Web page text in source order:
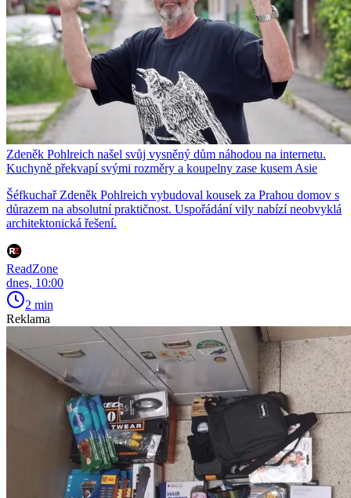
Zdeněk Pohlreich našel svůj vysněný dům náhodou na internetu.
Kuchyně překvapí svými rozměry a koupelny zase kusem Asie
Šéfkuchař Zdeněk Pohlreich vybudoval kousek za Prahou domov s
důrazem na absolutní praktičnost. Uspořádání vily nabízí neobvyklá
architektonická řešení.
ReadZone
dnes, 10:00
2 min
Reklama